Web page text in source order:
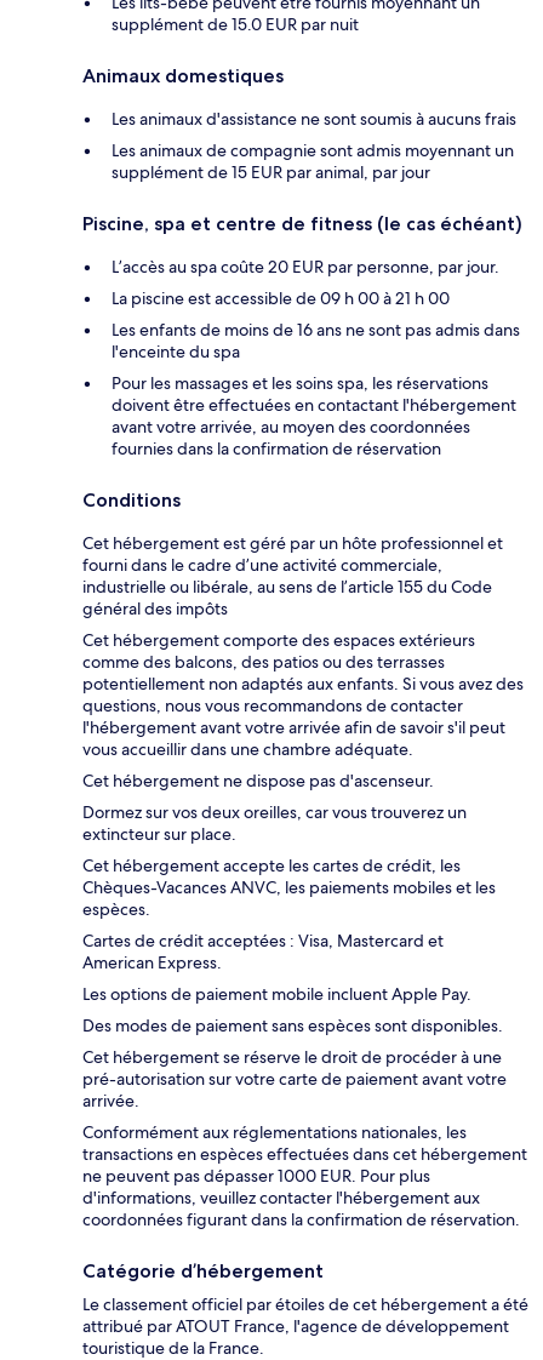
supplément de 15.0 EUR par nuit
Animaux domestiques
Les animaux d'assistance ne sont soumis à aucuns frais
Les animaux de compagnie sont admis moyennant un
supplément de 15 EUR par animal, par jour
Piscine, spa et centre de fitness (le cas échéant)
L’accès au spa coûte 20 EUR par personne, par jour.
La piscine est accessible de 09 h 00 à 21 h 00
Les enfants de moins de 16 ans ne sont pas admis dans
l'enceinte du spa
Pour les massages et les soins spa, les réservations
doivent être effectuées en contactant l'hébergement
avant votre arrivée, au moyen des coordonnées
fournies dans la confirmation de réservation
Conditions
Cet hébergement est géré par un hôte professionnel et
fourni dans le cadre d’une activité commerciale,
industrielle ou libérale, au sens de l’article 155 du Code
général des impôts
Cet hébergement comporte des espaces extérieurs
comme des balcons, des patios ou des terrasses
potentiellement non adaptés aux enfants. Si vous avez des
questions, nous vous recommandons de contacter
l'hébergement avant votre arrivée afin de savoir s'il peut
vous accueillir dans une chambre adéquate.
Cet hébergement ne dispose pas d'ascenseur.
Dormez sur vos deux oreilles, car vous trouverez un
extincteur sur place.
Cet hébergement accepte les cartes de crédit, les
Chèques-Vacances ANVC, les paiements mobiles et les
espèces.
Cartes de crédit acceptées : Visa, Mastercard et
American Express.
Les options de paiement mobile incluent Apple Pay.
Des modes de paiement sans espèces sont disponibles.
Cet hébergement se réserve le droit de procéder à une
pré-autorisation sur votre carte de paiement avant votre
arrivée.
Conformément aux réglementations nationales, les
transactions en espèces effectuées dans cet hébergement
ne peuvent pas dépasser 1000 EUR. Pour plus
d'informations, veuillez contacter l'hébergement aux
coordonnées figurant dans la confirmation de réservation.
Catégorie d’hébergement
Le classement officiel par étoiles de cet hébergement a été
attribué par ATOUT France, l'agence de développement
touristique de la France.